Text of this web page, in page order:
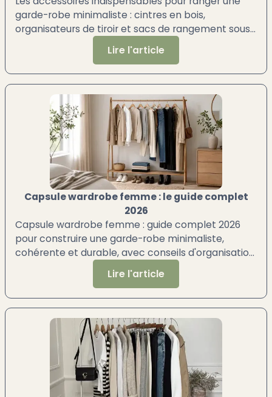
garde-robe minimaliste : cintres en bois,
organisateurs de tiroir et sacs de rangement sous
Lire l'article
Capsule wardrobe femme : le guide complet
2026
Capsule wardrobe femme : guide complet 2026
pour construire une garde-robe minimaliste,
cohérente et durable, avec conseils d'organisation
Lire l'article